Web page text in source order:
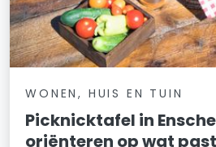
WONEN, HUIS EN TUIN
Picknicktafel in
oriënteren op wat